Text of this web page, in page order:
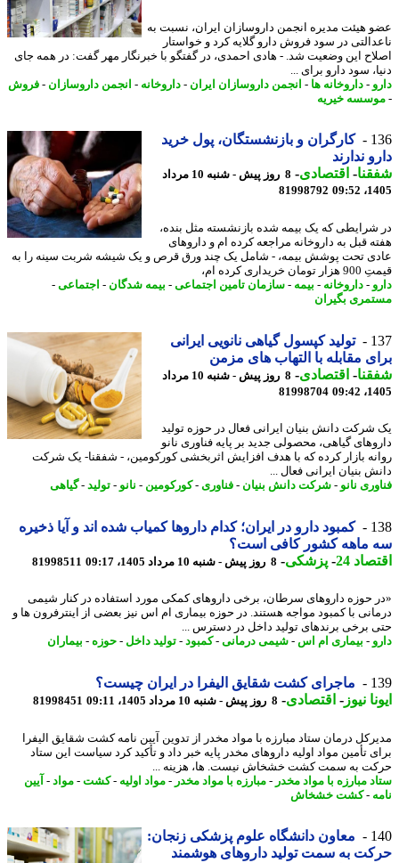
هیئت مدیره انجمن داروسازان ایران، نسبت به
در سود فروش دارو گلایه کرد و خواستار
این وضعیت شد. - هادی احمدی، در گفتگو با خبرنگار مهر گفت: در همه جای
سود دارو برای ...
- داروخانه ها- انجمن داروسازان ایران - داروخانه-انجمن داروسازان-
فروش
خیریه
کارگران و بازنشستگان، پول خرید
ندارند
-اقتصادی-
8 روز پیش - شنبه 10 مرداد
81998792
که یک بیمه شده بازنشسته مثل بنده،
قبل به داروخانه مراجعه کرده ام و داروهای
تحت پوشش بیمه، - شامل یک چند ورق قرص و یک شیشه شربت سینه را به
خریداری کرده ام،
- داروخانه-بیمه -سازمان تامین اجتماعی-بیمه شدگان-اجتماعی-
بگیران
تولید کپسول گیاهی نانویی ایرانی
مقابله با التهاب های مزمن
-اقتصادی-
8 روز پیش - شنبه 10 مرداد
81998704
دانش بنیان ایرانی فعال در حوزه تولید
گیاهی، محصولی جدید بر پایه فناوری نانو
بازار کرده که با هدف افزایش اثربخشی کورکومین، - شفقنا- یک شرکت
بنیان ایرانی فعال ...
نانو-شرکت دانش بنیان-فناوری- کورکومین-نانو-تولید-گیاهی
کمبود دارو در ایران؛ کدام داروها کمیاب شده اند و آیا ذخیره
ماهه کشور کافی است؟
24
-پزشکی-8 روز پیش - شنبه 10 مرداد 1405، 09:17 81998511
حوزه داروهای سرطان، برخی داروهای کمکی مورد استفاده در کنار شیمی
با کمبود مواجه هستند. در حوزه بیماری ام اس نیز بعضی از اینترفرون ها و
برخی برندهای تولید داخل در دسترس ...
- بیماری ام اس -شیمی درمانی-کمبود-تولید داخل-حوزه-بیماران
ماجرای کشت شقایق الیفرا در ایران چیست؟
نیوز-اقتصادی-8 روز پیش - شنبه 10 مرداد 1405، 09:11 81998451
درمان ستاد مبارزه با مواد مخدر از تدوین آیین نامه کشت شقایق الیفرا
تأمین مواد اولیه داروهای مخدر پایه خبر داد و تأکید کرد سیاست این ستاد
به سمت کشت خشخاش نیست. ها، هزینه ...
مبارزه با مواد مخدر-مبارزه با مواد مخدر-مواد اولیه -کشت-مواد -آیین
-کشت خشخاش
معاون دانشگاه علوم پزشکی زنجان:
به سمت تولید داروهای هوشمند